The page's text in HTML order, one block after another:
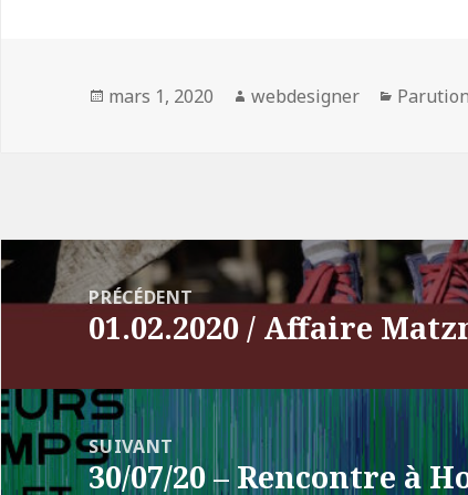
Publié
mars 1, 2020 Auteur
webdesigner Parution
Navigation
l’article
PRÉCÉDENT
Article
01.02.2020 / Affaire
SUIVANT
Article
30/07/20 – Rencontre à